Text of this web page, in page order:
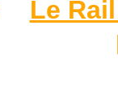
Le